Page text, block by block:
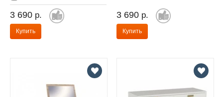
3 690 р.
Купить
3 690 р.
Купить